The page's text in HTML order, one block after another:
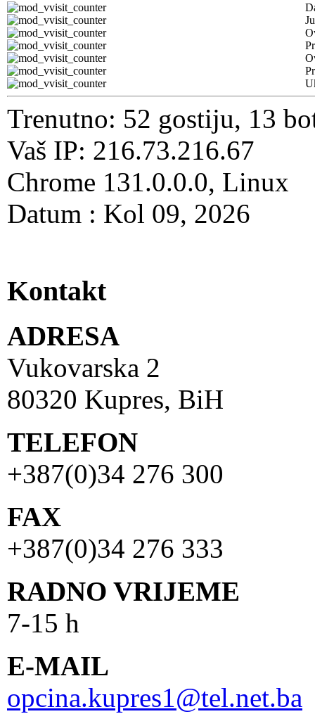
Trenutno: 52 gostiju, 13
Vaš IP: 216.73.216.67
Chrome 131.0.0.0, Linux
Datum : Kol 09, 2026
Kontakt
ADRESA
Vukovarska 2
80320 Kupres, BiH
TELEFON
+387(0)34 276 300
FAX
+387(0)34 276 333
RADNO VRIJEME
7-15 h
E-MAIL
opcina.kupres1@tel.net.ba